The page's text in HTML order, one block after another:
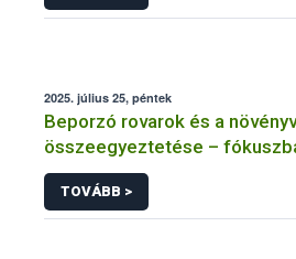
2025. július 25, péntek
Beporzó rovarok és a
összeegyeztetése –
TOVÁBB >